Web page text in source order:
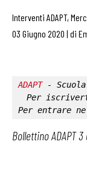
Interventi ADAPT,
03 Giugno 2020 | di
ADAPT -
Per
Per entrare
Bollettino ADAPT